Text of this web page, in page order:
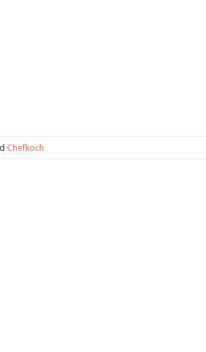
Chefkoch